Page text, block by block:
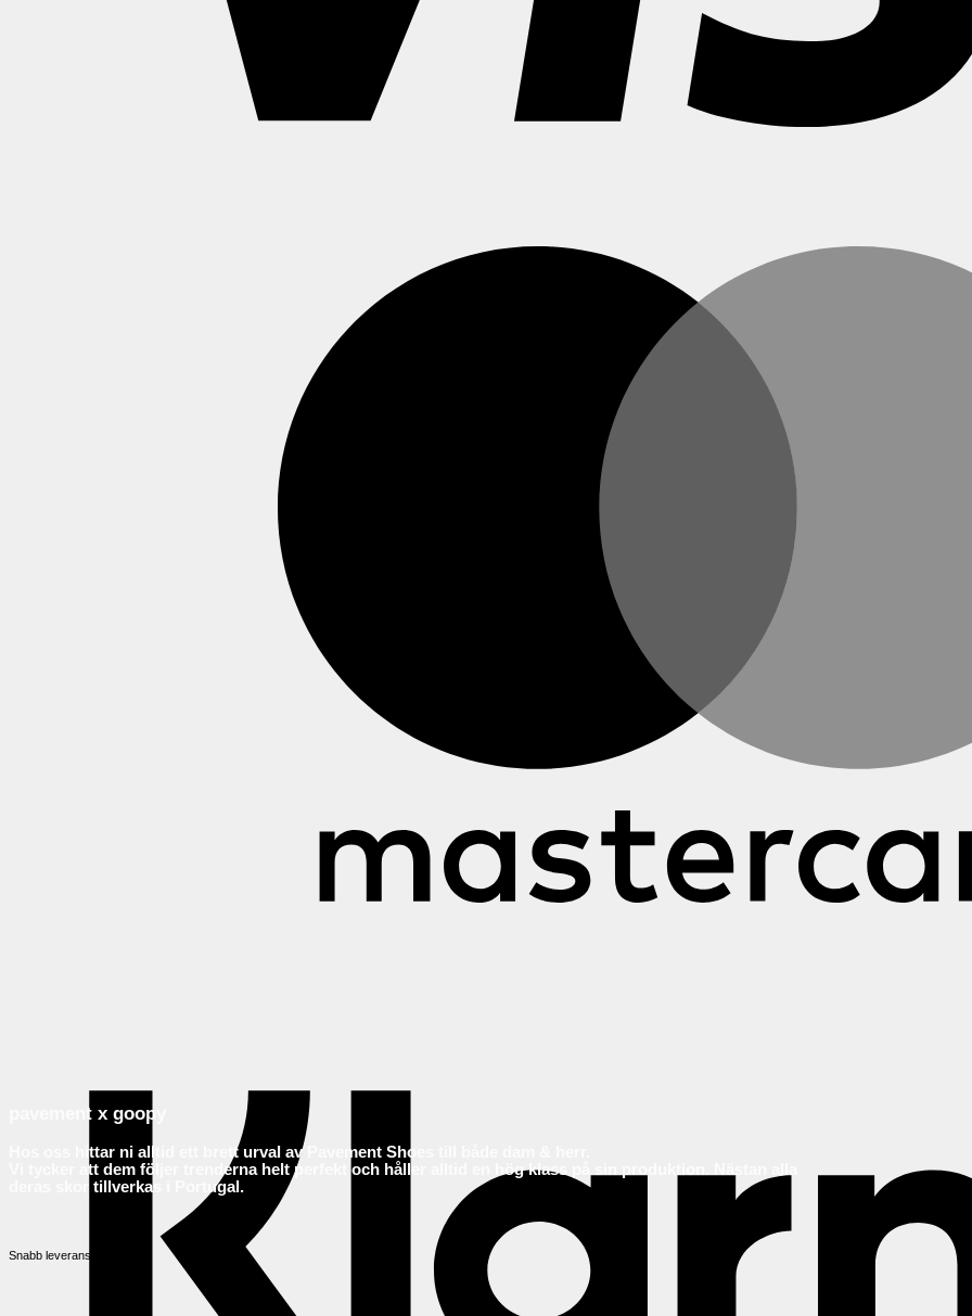
pavement x goopy
Hos oss hittar ni alltid ett brett urval av Pavement Shoes till både dam & herr.
Vi tycker att dem följer trenderna helt perfekt och håller alltid en hög klass på sin produktion. Nästan alla
deras skor tillverkas i Portugal.
Snabb leverans